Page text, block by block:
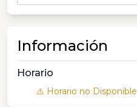
Información
Horario
⚠️ Horario no Disponible